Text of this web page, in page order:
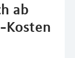
ab
Kosten